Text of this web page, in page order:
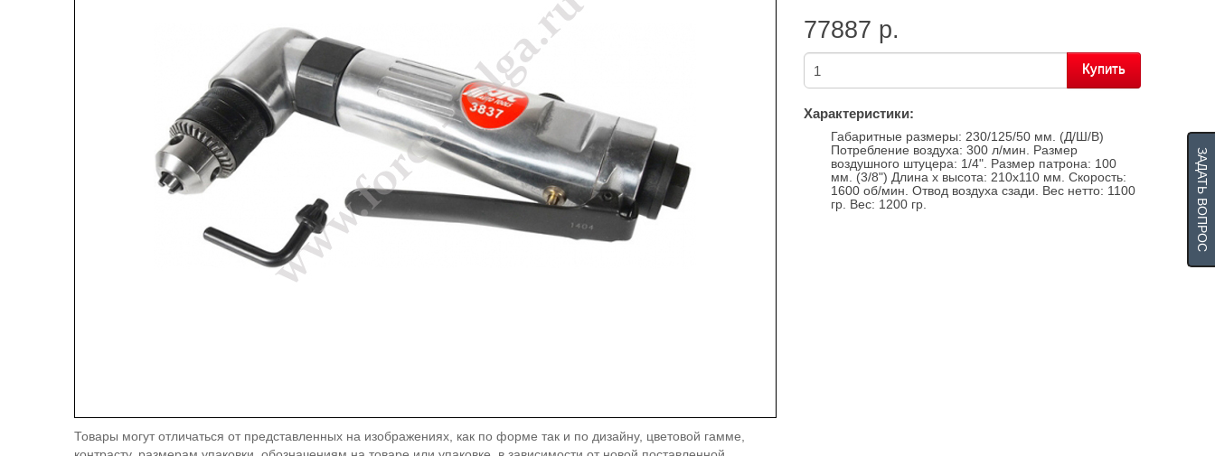
Товары могут отличаться от представленных на изображениях, как по форме так и по дизайну, цветовой гамме,
77887 р.
Купить
Характеристики:
Габаритные размеры: 230/125/50 мм. (Д/Ш/В)
Потребление воздуха: 300 л/мин. Размер
воздушного штуцера: 1/4". Размер патрона: 100
мм. (3/8") Длина х высота: 210х110 мм. Скорость:
1600 об/мин. Отвод воздуха сзади. Вес нетто: 1100
гр. Вес: 1200 гр.
ЗАДАТЬ ВОПРОС